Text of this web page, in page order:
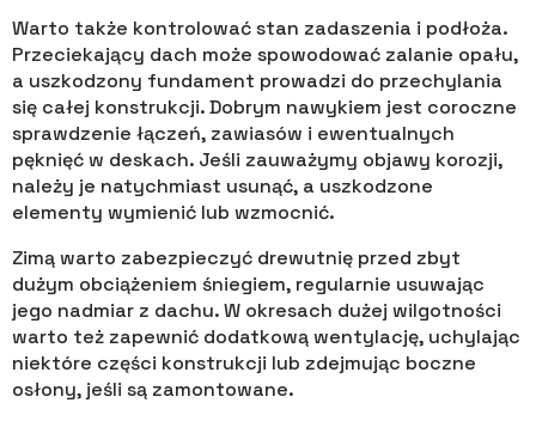
Warto także kontrolować stan zadaszenia i podłoża.
Przeciekający dach może spowodować zalanie opału,
a uszkodzony fundament prowadzi do przechylania
się całej konstrukcji. Dobrym nawykiem jest coroczne
sprawdzenie łączeń, zawiasów i ewentualnych
pęknięć w deskach. Jeśli zauważymy objawy korozji,
należy je natychmiast usunąć, a uszkodzone
elementy wymienić lub wzmocnić.
Zimą warto zabezpieczyć drewutnię przed zbyt
dużym obciążeniem śniegiem, regularnie usuwając
jego nadmiar z dachu. W okresach dużej wilgotności
warto też zapewnić dodatkową wentylację, uchylając
niektóre części konstrukcji lub zdejmując boczne
osłony, jeśli są zamontowane.